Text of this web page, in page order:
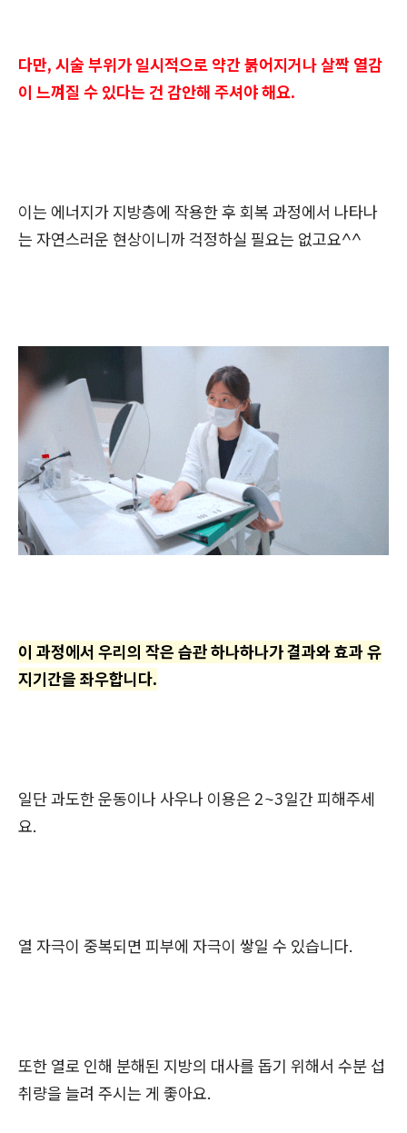
다만, 시술 부위가 일시적으로 약간 붉어지거나 살짝 열감
이 느껴질 수 있다는 건 감안해 주셔야 해요.
이는 에너지가 지방층에 작용한 후 회복 과정에서 나타나
는 자연스러운 현상이니까 걱정하실 필요는 없고요^^
이 과정에서 우리의 작은 습관 하나하나가 결과와 효과 유
지기간을 좌우합니다.
일단 과도한 운동이나 사우나 이용은 2~3일간 피해주세
요.
열 자극이 중복되면 피부에 자극이 쌓일 수 있습니다.
또한 열로 인해 분해된 지방의 대사를 돕기 위해서 수분 섭
취량을 늘려 주시는 게 좋아요.